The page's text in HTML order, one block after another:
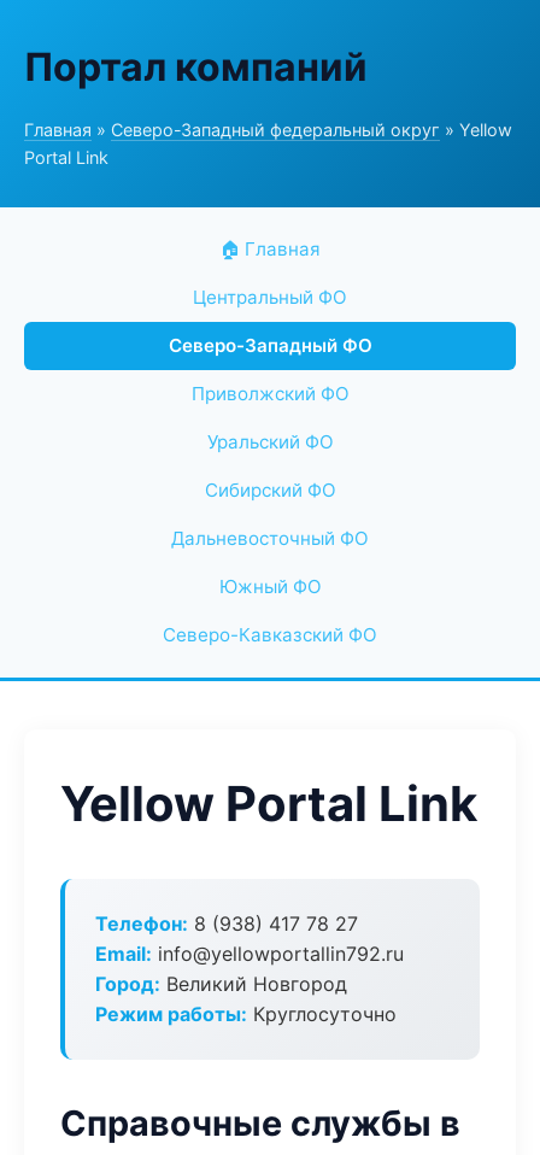
Портал компаний
Главная » Северо-Западный федеральный округ » Yellow
Portal Link
🏠 Главная
Центральный ФО
Северо-Западный ФО
Приволжский ФО
Уральский ФО
Сибирский ФО
Дальневосточный ФО
Южный ФО
Северо-Кавказский ФО
Yellow Portal Link
Телефон: 8 (938) 417 78 27
Email: info@yellowportallin792.ru
Город: Великий Новгород
Режим работы: Круглосуточно
Справочные службы в